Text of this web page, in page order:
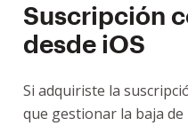
Suscripción
desde iOS
Si adquiriste la
que gestionar la baja